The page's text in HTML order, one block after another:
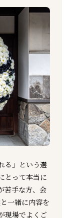
る」という選
とって本当に
苦手な方、会
一緒に内容を
現場でよくご